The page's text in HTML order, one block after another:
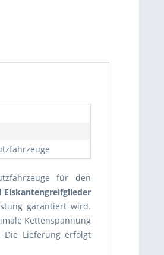
für den
Eiskantengreifglieder
garantiert wird.
Kettenspannung
Die Lieferung erfolgt